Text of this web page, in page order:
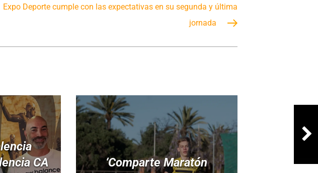
Expo Deporte cumple con las expectativas en su segunda y última
jornada
CA
‘Comparte Maratón